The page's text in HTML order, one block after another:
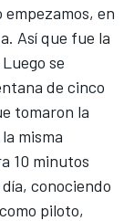
en
Así que fue la
se
de cinco
tomaron la
misma
10 minutos
conociendo
piloto,